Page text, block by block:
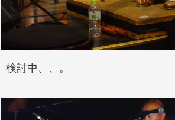
検討中、、。